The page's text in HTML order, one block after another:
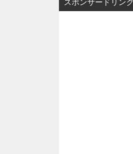
スポンサードリンク